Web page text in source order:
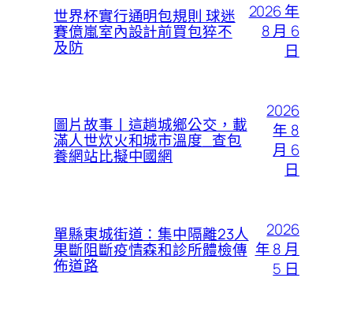
世界杯實行通明包規則 球迷
賽億嵐室內設計前買包猝不
及防
2026 年
8 月 6
日
圖片故事丨這趟城鄉公交，載
滿人世炊火和城市溫度_查包
養網站比擬中國網
2026
年 8
月 6
日
單縣東城街道：集中隔離23人
果斷阻斷疫情森和診所體檢傳
佈道路
2026
年 8 月
5 日